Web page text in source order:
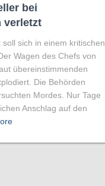
bei
verletzt
sich in einem kritischen
Wagen des Chefs von
übereinstimmenden
Die Behörden
Mordes. Nur Tage
Anschlag auf den